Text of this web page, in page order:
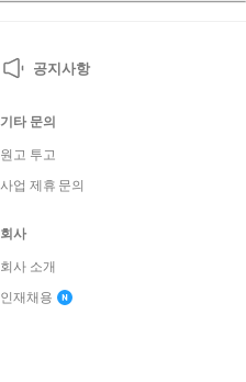
공지사항
기타 문의
원고 투고
사업 제휴 문의
회사
회사 소개
인재채용